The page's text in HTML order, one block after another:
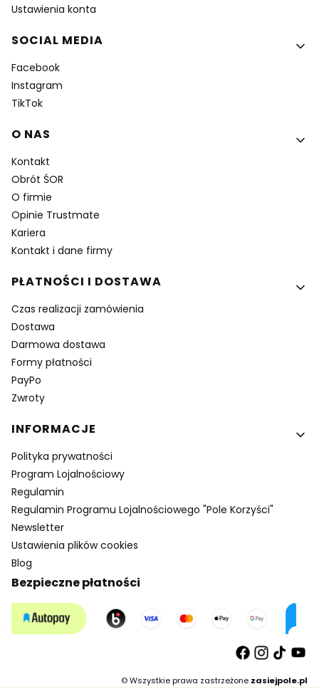
Ustawienia konta
SOCIAL MEDIA
Facebook
Instagram
TikTok
O NAS
Kontakt
Obrót ŚOR
O firmie
Opinie Trustmate
Kariera
Kontakt i dane firmy
PŁATNOŚCI I DOSTAWA
Czas realizacji zamówienia
Dostawa
Darmowa dostawa
Formy płatności
PayPo
Zwroty
INFORMACJE
Polityka prywatności
Program Lojalnościowy
Regulamin
Regulamin Programu Lojalnościowego "Pole Korzyści"
Newsletter
Ustawienia plików cookies
Blog
Bezpieczne płatności
© Wszystkie prawa zastrzeżone zasiejpole.pl